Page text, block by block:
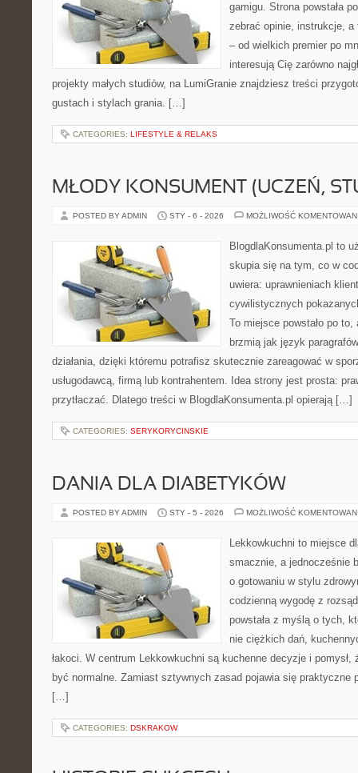
gamigu. Strona powstała
zebrać opinie, instrukcje,
– od wielkich premier po
interesują Cię zarówno
projekty małych studiów, na LumiGranie znajdziesz treści
gustach i stylach grania. […]
CATEGORIES: LIFESTYLE & RELAKS
MŁODY KONSUMENT (UCZEŃ,
POSTED BY ADMIN STY - 6 - 2026 MOŻLIWOŚĆ
BlogdlaKonsumenta.pl to
skupia się na tym, co w
uwiera: uprawnieniach
cywilistycznych
To miejsce powstało po
brzmią jak język
działania, dzięki któremu potrafisz skutecznie zareagować w
usługodawcą, firmą lub kontrahentem. Idea strony jest prosta:
przytłaczać. Dlatego treści w BlogdlaKonsumenta.pl opierają […]
CATEGORIES: SERYKORYCINSKIE
DANIA DLA DIABETYKÓW
POSTED BY ADMIN STY - 5 - 2026 MOŻLIWOŚĆ
Lekkowkuchni to miejsce
smacznie, a jednocześnie
o gotowaniu w stylu
codzienną wygodę z
powstała z myślą o tych,
nie ciężkich dań,
łakoci. W centrum Lekkowkuchni są kuchenne decyzje i pomysł,
być normalne. Zamiast sztywnych zasad pojawia się praktyczne
[…]
CATEGORIES: DSKRAKOW